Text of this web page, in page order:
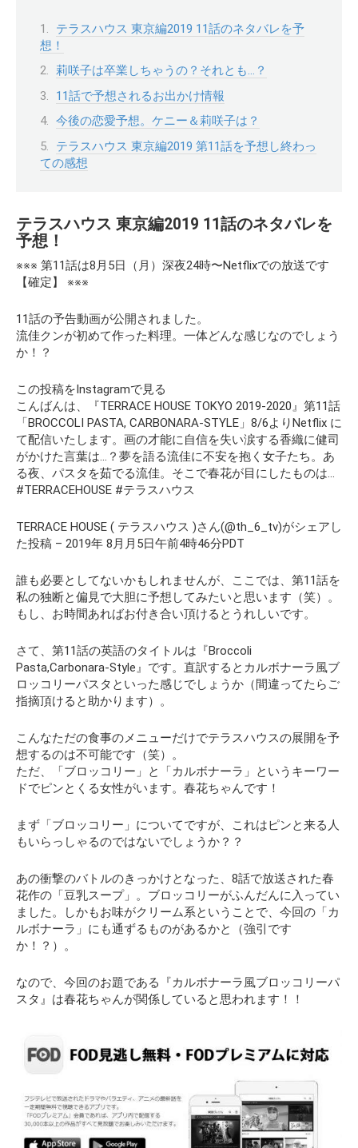
テラスハウス 東京編2019 11話のネタバレを予
想！
莉咲子は卒業しちゃうの？それとも…？
11話で予想されるお出かけ情報
今後の恋愛予想。ケニー＆莉咲子は？
テラスハウス 東京編2019 第11話を予想し終わっ
ての感想
テラスハウス 東京編2019 11話のネタバレを
予想！
※※※ 第11話は8月5日（月）深夜24時〜Netflixでの放送です
【確定】 ※※※
11話の予告動画が公開されました。
流佳クンが初めて作った料理。一体どんな感じなのでしょう
か！？
この投稿をInstagramで見る
こんばんは、『TERRACE HOUSE TOKYO 2019-2020』第11話
「BROCCOLI PASTA, CARBONARA-STYLE」8/6よりNetflix に
て配信いたします。画の才能に自信を失い涙する香織に健司
がかけた言葉は…？夢を語る流佳に不安を抱く女子たち。あ
る夜、パスタを茹でる流佳。そこで春花が目にしたものは…
#TERRACEHOUSE #テラスハウス
TERRACE HOUSE ( テラスハウス )さん(@th_6_tv)がシェアし
た投稿 – 2019年 8月月5日午前4時46分PDT
誰も必要としてないかもしれませんが、ここでは、第11話を
私の独断と偏見で大胆に予想してみたいと思います（笑）。
もし、お時間あればお付き合い頂けるとうれしいです。
さて、第11話の英語のタイトルは 『Broccoli
Pasta,Carbonara-Style』 です。直訳すると カルボナーラ風ブ
ロッコリーパスタ といった感じでしょうか（間違ってたらご
指摘頂けると助かります）。
こんなただの食事のメニューだけでテラスハウスの展開を予
想するのは不可能です（笑）。
ただ、「ブロッコリー」と「カルボナーラ」というキーワー
ドでピンとくる女性がいます。 春花ちゃんです！
まず 「ブロッコリー」 についてですが、これはピンと来る人
もいらっしゃるのではないでしょうか？？
あの衝撃のバトルのきっかけとなった、8話で放送された春
花作の 「豆乳スープ」 。ブロッコリーがふんだんに入ってい
ました。しかもお味がクリーム系ということで、今回の 「カ
ルボナーラ」 にも通ずるものがあるかと（強引です
か！？）。
なので、今回のお題である『カルボナーラ風ブロッコリーパ
スタ』は春花ちゃんが関係していると思われます！！